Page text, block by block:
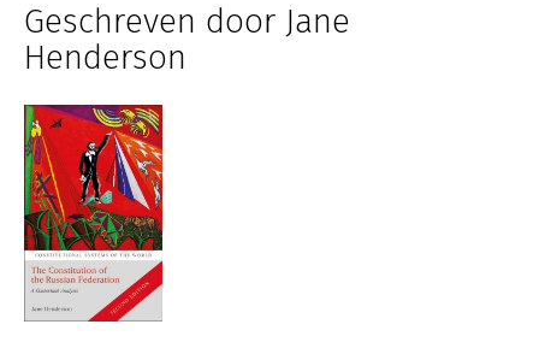
Geschreven door Jane
Henderson